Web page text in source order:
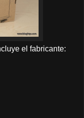
el fabricante: